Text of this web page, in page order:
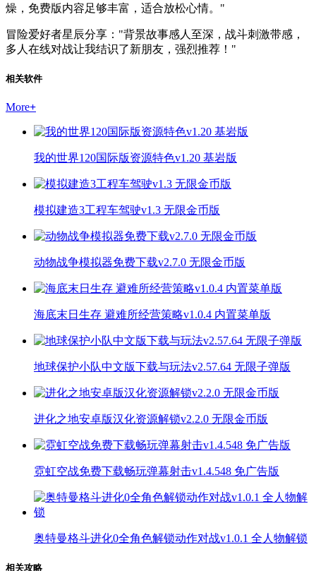
燥，免费版内容足够丰富，适合放松心情。"
冒险爱好者星辰分享："背景故事感人至深，战斗刺激带感，
多人在线对战让我结识了新朋友，强烈推荐！"
相关软件
More+
我的世界120国际版资源特色v1.20 基岩版
模拟建造3工程车驾驶v1.3 无限金币版
动物战争模拟器免费下载v2.7.0 无限金币版
海底末日生存 避难所经营策略v1.0.4 内置菜单版
地球保护小队中文版下载与玩法v2.57.64 无限子弹版
进化之地安卓版汉化资源解锁v2.2.0 无限金币版
霓虹空战免费下载畅玩弹幕射击v1.4.548 免广告版
奥特曼格斗进化0全角色解锁动作对战v1.0.1 全人物解锁
相关攻略